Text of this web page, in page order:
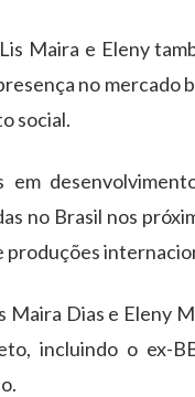
Maira e Eleny
no mercado
social.
em
no Brasil nos
produções
Maira Dias e Eleny
incluindo o ex-